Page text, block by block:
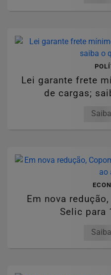
Lei garante frete
de cargas;
Em nova
Selic para